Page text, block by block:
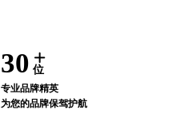
30 位
专业品牌精英
为您的品牌保驾护航